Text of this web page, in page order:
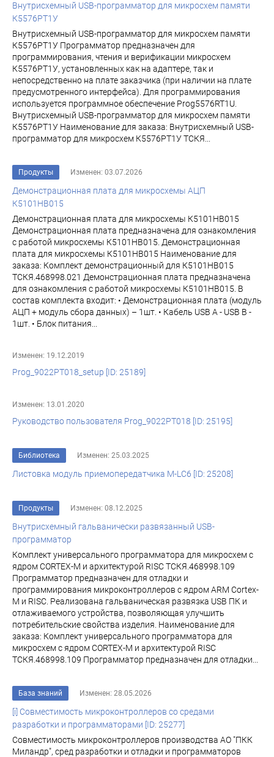
Внутрисхемный USB-программатор для микросхем памяти
К5576РТ1У
Внутрисхемный USB-программатор для микросхем памяти
К5576РТ1У Программатор предназначен для
программирования, чтения и верификации микросхем
К5576РТ1У, установленных как на адаптере, так и
непосредственно на плате заказчика (при наличии на плате
предусмотренного интерфейса). Для программирования
используется программное обеспечение Prog5576RT1U.
Внутрисхемный USB-программатор для микросхем памяти
К5576РТ1У Наименование для заказа: Внутрисхемный USB-
программатор для микросхем К5576РТ1У ТСКЯ...
Продукты Изменен: 03.07.2026
Демонстрационная плата для микросхемы АЦП
К5101НВ015
Демонстрационная плата для микросхемы К5101НВ015
Демонстрационная плата предназначена для ознакомления
с работой микросхемы К5101НВ015. Демонстрационная
плата для микросхемы К5101НВ015 Наименование для
заказа: Комплект демонстрационный для К5101НВ015
ТСКЯ.468998.021 Демонстрационная плата предназначена
для ознакомления с работой микросхемы К5101НВ015. В
состав комплекта входит: • Демонстрационная плата (модуль
АЦП + модуль сбора данных) – 1шт. • Кабель USB A - USB B -
1шт. • Блок питания...
Изменен: 19.12.2019
Prog_9022PT018_setup [ID: 25189]
Изменен: 13.01.2020
Руководство пользователя Prog_9022PT018 [ID: 25195]
Библиотека Изменен: 25.03.2025
Листовка модуль приемопередатчика M-LC6 [ID: 25208]
Продукты Изменен: 08.12.2025
Внутрисхемный гальванически развязанный USB-
программатор
Комплект универсального программатора для микросхем с
ядром CORTEX-M и архитектурой RISC ТСКЯ.468998.109
Программатор предназначен для отладки и
программирования микроконтроллеров с ядром ARM Cortex-
M и RISC. Реализована гальваническая развязка USB ПК и
отлаживаемого устройства, позволяющая улучшить
потребительские свойства изделия. Наименование для
заказа: Комплект универсального программатора для
микросхем с ядром CORTEX-M и архитектурой RISC
ТСКЯ.468998.109 Программатор предназначен для отладки...
База знаний Изменен: 28.05.2026
[i] Совместимость микроконтроллеров со средами
разработки и программаторами [ID: 25277]
Совместимость микроконтроллеров производства АО "ПКК
Миландр", сред разработки и отладки и программаторов